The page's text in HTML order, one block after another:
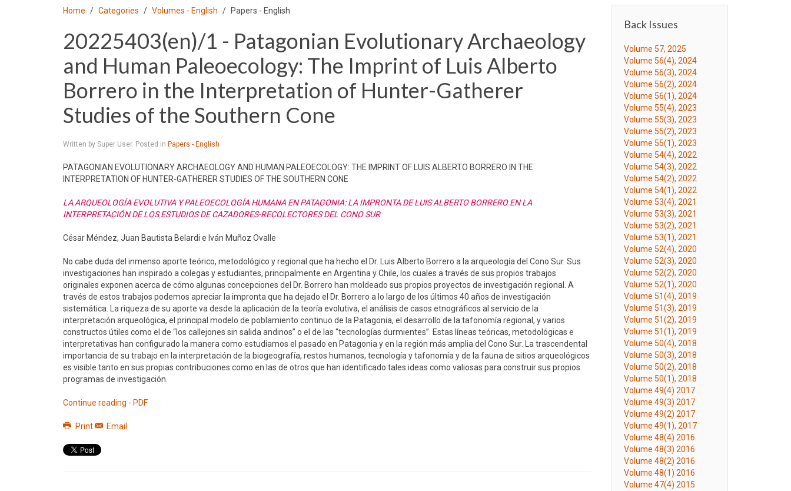
Home Categories Volumes - English Papers - English
20225403(en)/1 - Patagonian Evolutionary Archaeology
and Human Paleoecology: The Imprint of Luis Alberto
Borrero in the Interpretation of Hunter-Gatherer
Studies of the Southern Cone
Written by Super User. Posted in Papers - English
PATAGONIAN EVOLUTIONARY ARCHAEOLOGY AND HUMAN PALEOECOLOGY: THE IMPRINT OF LUIS ALBERTO BORRERO IN THE
INTERPRETATION OF HUNTER-GATHERER STUDIES OF THE SOUTHERN CONE
LA ARQUEOLOGÍA EVOLUTIVA Y PALEOECOLOGÍA HUMANA EN PATAGONIA: LA IMPRONTA DE LUIS ALBERTO BORRERO EN LA
INTERPRETACIÓN DE LOS ESTUDIOS DE CAZADORES-RECOLECTORES DEL CONO SUR
César Méndez, Juan Bautista Belardi e Iván Muñoz Ovalle
No cabe duda del inmenso aporte teórico, metodológico y regional que ha hecho el Dr. Luis Alberto Borrero a la arqueología del Cono Sur. Sus
investigaciones han inspirado a colegas y estudiantes, principalmente en Argentina y Chile, los cuales a través de sus propios trabajos
originales exponen acerca de cómo algunas concepciones del Dr. Borrero han moldeado sus propios proyectos de investigación regional. A
través de estos trabajos podemos apreciar la impronta que ha dejado el Dr. Borrero a lo largo de los últimos 40 años de investigación
sistemática. La riqueza de su aporte va desde la aplicación de la teoría evolutiva, el análisis de casos etnográficos al servicio de la
interpretación arqueológica, el principal modelo de poblamiento continuo de la Patagonia, el desarrollo de la tafonomía regional, y varios
constructos útiles como el de “los callejones sin salida andinos” o el de las “tecnologías durmientes”. Estas líneas teóricas, metodológicas e
interpretativas han configurado la manera como estudiamos el pasado en Patagonia y en la región más amplia del Cono Sur. La trascendental
importancia de su trabajo en la interpretación de la biogeografía, restos humanos, tecnología y tafonomía y de la fauna de sitios arqueológicos
es visible tanto en sus propias contribuciones como en las de otros que han identificado tales ideas como valiosas para construir sus propios
programas de investigación.
Continue reading - PDF
Print Email
Back Issues
Volume 57, 2025
Volume 56(4), 2024
Volume 56(3), 2024
Volume 56(2), 2024
Volume 56(1), 2024
Volume 55(4), 2023
Volume 55(3), 2023
Volume 55(2), 2023
Volume 55(1), 2023
Volume 54(4), 2022
Volume 54(3), 2022
Volume 54(2), 2022
Volume 54(1), 2022
Volume 53(4), 2021
Volume 53(3), 2021
Volume 53(2), 2021
Volume 53(1), 2021
Volume 52(4), 2020
Volume 52(3), 2020
Volume 52(2), 2020
Volume 52(1), 2020
Volume 51(4), 2019
Volume 51(3), 2019
Volume 51(2), 2019
Volume 51(1), 2019
Volume 50(4), 2018
Volume 50(3), 2018
Volume 50(2), 2018
Volume 50(1), 2018
Volume 49(4) 2017
Volume 49(3) 2017
Volume 49(2) 2017
Volume 49(1), 2017
Volume 48(4) 2016
Volume 48(3) 2016
Volume 48(2) 2016
Volume 48(1) 2016
Volume 47(4) 2015